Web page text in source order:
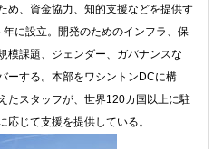
め、資金協力、知的支援などを提供す
に設立。開発のためのインフラ、保
模課題、ジェンダー、ガバナンスな
ーする。本部をワシントンDCに構
たスタッフが、世界120カ国以上に駐
じて支援を提供している。